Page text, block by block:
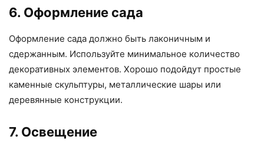
6. Оформление сада
Оформление сада должно быть лаконичным и
сдержанным. Используйте минимальное количество
декоративных элементов. Хорошо подойдут простые
каменные скульптуры, металлические шары или
деревянные конструкции.
7. Освещение